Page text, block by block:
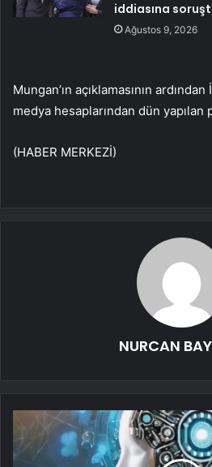
iddiasına
Ağustos 9, 2026
Mungan’ın açıklamasının
medya hesaplarından dün yapılan
(HABER MERKEZİ)
NURCAN